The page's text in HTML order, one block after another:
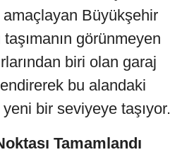
amaçlayan Büyükşehir
görünmeyen
biri olan garaj
bu alandaki
bir seviyeye taşıyor.
Tamamlandı